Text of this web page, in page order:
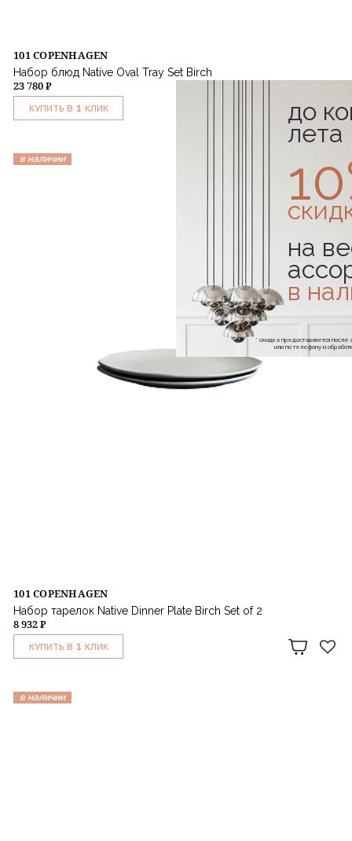
101 COPENHAGEN
Набор блюд Native Oval Tray Set Birch
23 780 ₽
КУПИТЬ В 1 КЛИК
в наличии
101 COPENHAGEN
Набор тарелок Native Dinner Plate Birch Set of 2
8 932 ₽
КУПИТЬ В 1 КЛИК
в наличии
до
лета
на
в
* скидка предоставляется
или по телефону и